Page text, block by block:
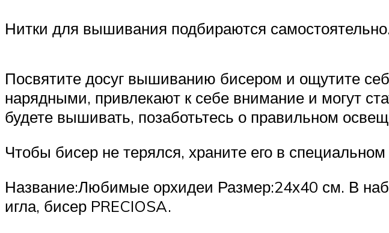
Нитки для вышивания подбираются
Посвятите досуг вышиванию бисером и ощутите
нарядными, привлекают к себе внимание и могут
будете вышивать, позаботьтесь о правильном
Чтобы бисер не терялся, храните его в специальном
Название:Любимые орхидеи Размер:24х40 см. В
игла, бисер PRECIOSA.